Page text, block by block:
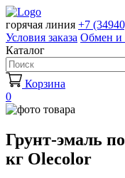
горячая линия +7
Условия заказа Обмен и
Каталог
Корзина
0
Грунт-эмаль
кг Olecolor